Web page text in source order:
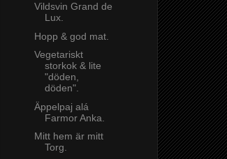
Vildsvin Grand de
Lux.
Hopp & god mat.
Vegetariskt
storkok & lite
"döden,
döden".
Äppelpaj alá
Farmor Anka.
Mitt hem är mitt
Torg.